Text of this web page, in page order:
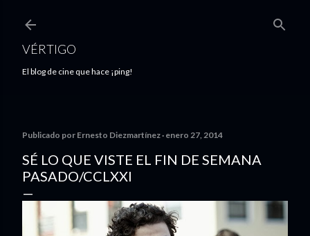
VÉRTIGO
El blog de cine que hace ¡ping!
Publicado por Ernesto Diezmartínez enero 27, 2014
SÉ LO QUE VISTE EL FIN DE SEMANA
PASADO/CCLXXI